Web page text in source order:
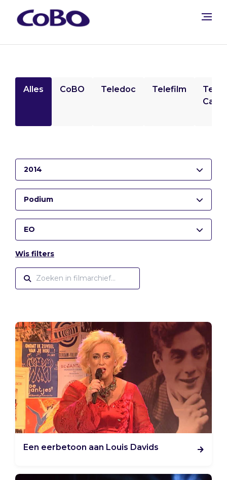
Alles CoBO Teledoc Telefilm
2014
Podium
EO
Wis filters
Een eerbetoon aan Louis Davids